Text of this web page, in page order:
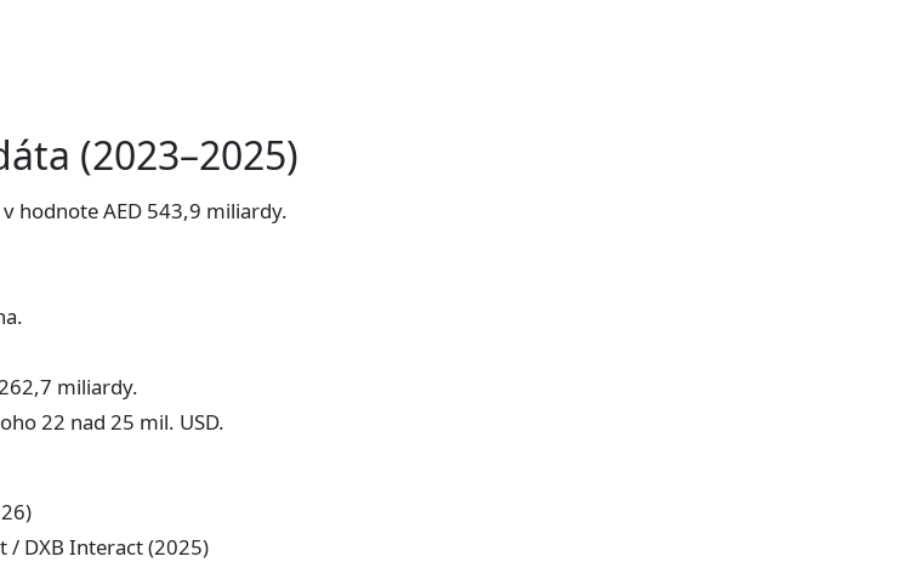
(2023–2025)
hodnote AED 543,9 miliardy.
miliardy.
22 nad 25 mil. USD.
/ DXB Interact (2025)